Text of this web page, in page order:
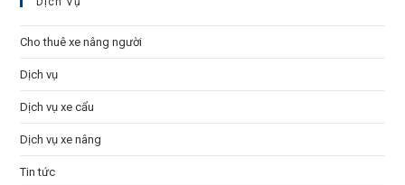
Cho thuê xe nâng người
Dịch vụ
Dịch vụ xe cẩu
Dịch vụ xe nâng
Tin tức